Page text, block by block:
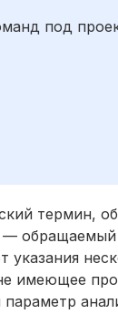
под
термин,
обращаемый
имеющее